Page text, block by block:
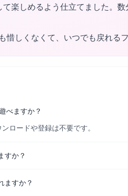
楽しめるよう仕立てました。数
しくなくて、いつでも戻れる
べますか？
ロードや登録は不要です。
すか？
ますか？